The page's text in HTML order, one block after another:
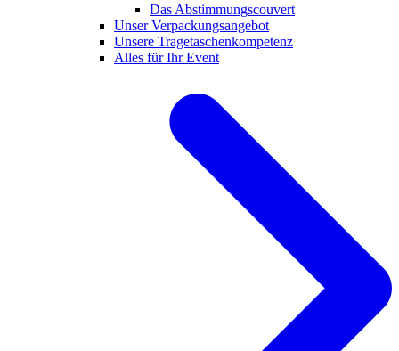
Das Abstimmungscouvert
Unser Verpackungsangebot
Unsere Tragetaschenkompetenz
Alles für Ihr Event